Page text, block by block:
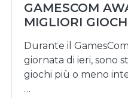
GAMESCOM
MIGLIORI
Durante il
giornata di ieri, sono
giochi più o meno
…